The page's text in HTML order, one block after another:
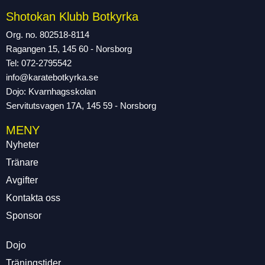
Shotokan Klubb Botkyrka
Org. no. 802518-8114
Ragangen 15, 145 60 - Norsborg
Tel: 072-2795542
info@karatebotkyrka.se
Dojo: Kvarnhagsskolan
Servitutsvagen 17A, 145 59 - Norsborg
MENY
Nyheter
Tränare
Avgifter
Kontakta oss
Sponsor
Dojo
Träningstider